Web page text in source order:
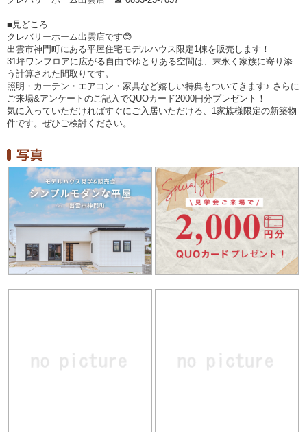
■見どころ
クレバリーホーム出雲店です😊
出雲市神門町にある平屋住宅モデルハウス限定1棟を販売します！
31坪ワンフロアに広がる自由でゆとりある空間は、末永く家族に寄り添
う計算された間取りです。
照明・カーテン・エアコン・家具など嬉しい特典もついてきます♪ さらに
ご来場&アンケートのご記入でQUOカード2000円分プレゼント！
気に入っていただければすぐにご入居いただける、1家族様限定の新築物
件です。ぜひご検討ください。